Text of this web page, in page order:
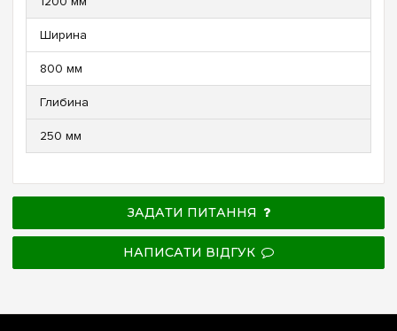
Ширина
800 мм
Глибина
250 мм
ЗАДАТИ ПИТАННЯ
НАПИСАТИ ВІДГУК